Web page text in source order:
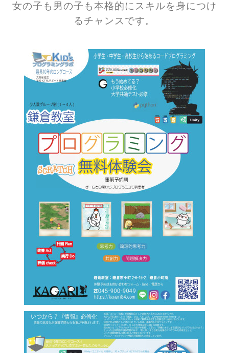
女の子も男の子も本格的にスキルを身につけ
るチャンスです。